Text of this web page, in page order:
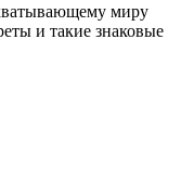
миру
и такие знаковые